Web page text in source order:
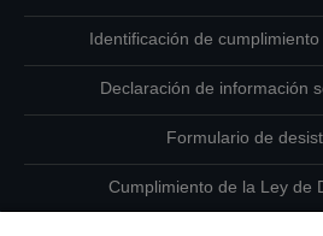
Identificación de
Declaración de información
Formulario de
Cumplimiento de la Ley de